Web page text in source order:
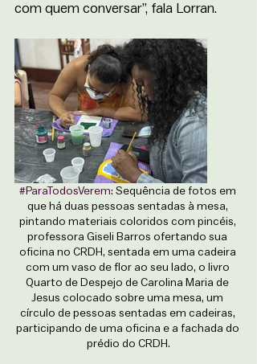
com quem conversar”, fala Lorran.
#ParaTodosVerem: Sequência de fotos em
que há duas pessoas sentadas à mesa,
pintando materiais coloridos com pincéis,
professora Giseli Barros ofertando sua
oficina no CRDH, sentada em uma cadeira
com um vaso de flor ao seu lado, o livro
Quarto de Despejo de Carolina Maria de
Jesus colocado sobre uma mesa, um
círculo de pessoas sentadas em cadeiras,
participando de uma oficina e a fachada do
prédio do CRDH.